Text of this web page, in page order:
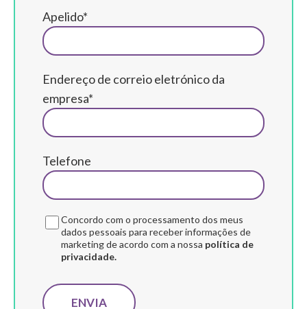
Apelido*
Endereço de correio eletrónico da
empresa*
Telefone
Concordo com o processamento dos meus
dados pessoais para receber informações de
marketing de acordo com a nossa política de
privacidade.